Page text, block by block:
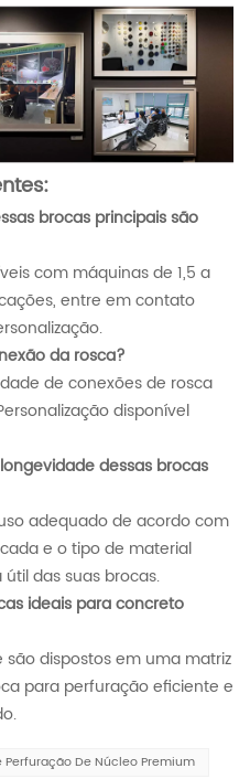
brocas principais são
com máquinas de 1,5 a
entre em contato
da rosca?
de conexões de rosca
disponível
dessas brocas
adequado de acordo com
e o tipo de material
das suas brocas.
ideais para concreto
dispostos em uma matriz
para perfuração eficiente e
Perfuração De Núcleo Premium